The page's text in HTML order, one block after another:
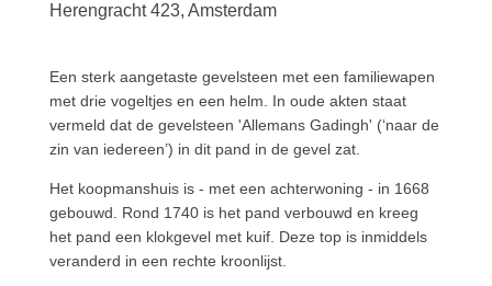
Herengracht 423, Amsterdam
Een sterk aangetaste gevelsteen met een familiewapen
met drie vogeltjes en een helm. In oude akten staat
vermeld dat de gevelsteen 'Allemans Gadingh' (‘naar de
zin van iedereen’) in dit pand in de gevel zat.
Het koopmanshuis is - met een achterwoning - in 1668
gebouwd. Rond 1740 is het pand verbouwd en kreeg
het pand een klokgevel met kuif. Deze top is inmiddels
veranderd in een rechte kroonlijst.